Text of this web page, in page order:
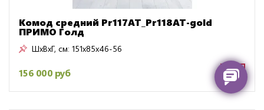
Комод средний Pr117AT_Pr118AT-gold
ПРИМО Голд
ШxВxГ, см: 151x85x46-56
156 000 руб